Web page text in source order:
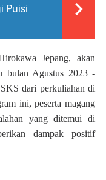
Puisi
Jepang, akan
bulan Agustus 2023 -
dari perkuliahan di
ini, peserta magang
yang ditemui di
dampak positif